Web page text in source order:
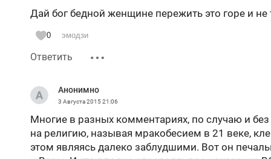
Дай бог бедной женщине пережить это горе и не
0 эмодзи
Ответить
Анонимно
3 Августа 201521:06
Многие в разных комментариях, по случаю и
на религию, называя мракобесием в 21 веке,
этом являясь далеко заблудшими. Вот он